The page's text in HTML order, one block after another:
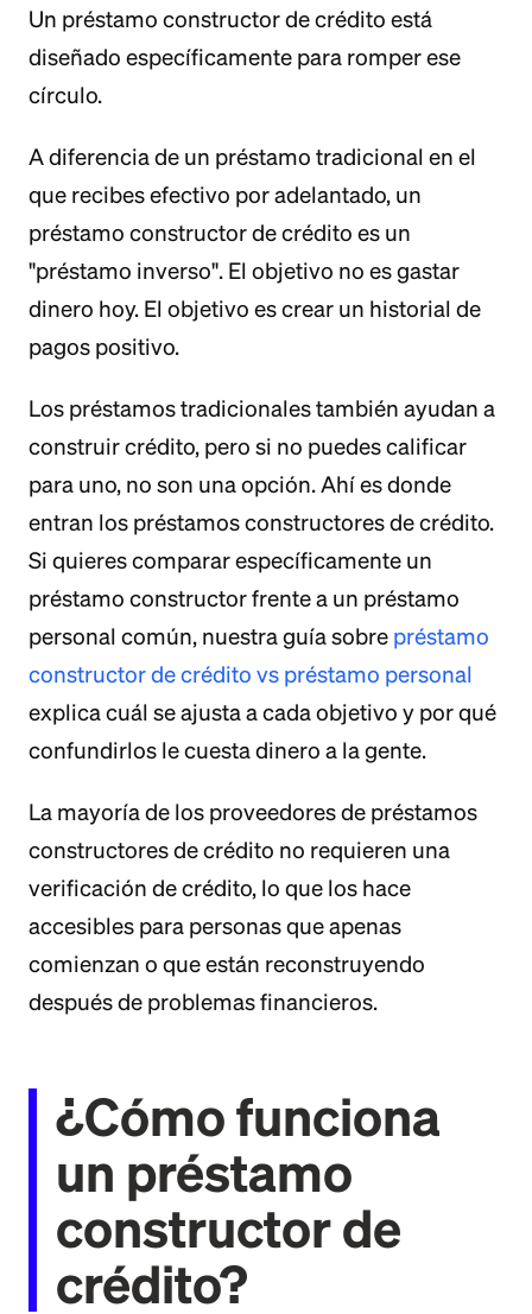
Un préstamo constructor de crédito está
diseñado específicamente para romper ese
círculo.
A diferencia de un préstamo tradicional en el
que recibes efectivo por adelantado, un
préstamo constructor de crédito es un
"préstamo inverso". El objetivo no es gastar
dinero hoy. El objetivo es crear un historial de
pagos positivo.
Los préstamos tradicionales también ayudan a
construir crédito, pero si no puedes calificar
para uno, no son una opción. Ahí es donde
entran los préstamos constructores de crédito.
Si quieres comparar específicamente un
préstamo constructor frente a un préstamo
personal común, nuestra guía sobre préstamo
constructor de crédito vs préstamo personal
explica cuál se ajusta a cada objetivo y por qué
confundirlos le cuesta dinero a la gente.
La mayoría de los proveedores de préstamos
constructores de crédito no requieren una
verificación de crédito, lo que los hace
accesibles para personas que apenas
comienzan o que están reconstruyendo
después de problemas financieros.
¿Cómo funciona
un préstamo
constructor de
crédito?